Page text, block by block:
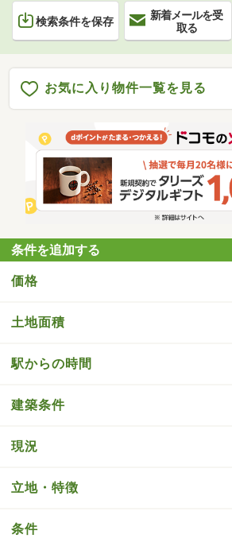
検索条件を保存
新着メールを受
取る
お気に入り物件一覧を見る
条件を追加する
価格
土地面積
駅からの時間
建築条件
現況
立地・特徴
条件